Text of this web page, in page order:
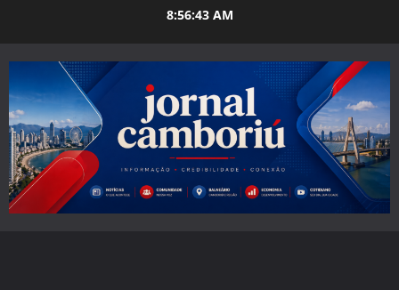
8:56:44 AM